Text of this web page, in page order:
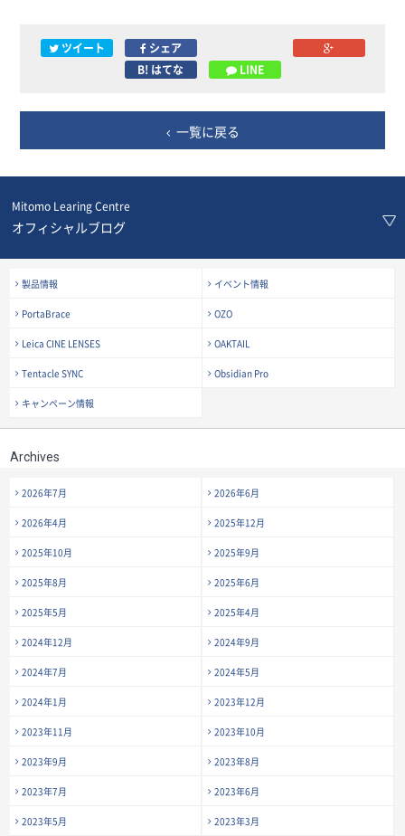
ツイート
シェア
B! はてな
LINE
一覧に戻る
Mitomo Learing Centre
オフィシャルブログ
製品情報 イベント情報
PortaBrace OZO
Leica CINE LENSES OAKTAIL
Tentacle SYNC Obsidian Pro
キャンペーン情報
Archives
2026年7月 2026年6月
2026年4月 2025年12月
2025年10月 2025年9月
2025年8月 2025年6月
2025年5月 2025年4月
2024年12月 2024年9月
2024年7月 2024年5月
2024年1月 2023年12月
2023年11月 2023年10月
2023年9月 2023年8月
2023年7月 2023年6月
2023年5月 2023年3月